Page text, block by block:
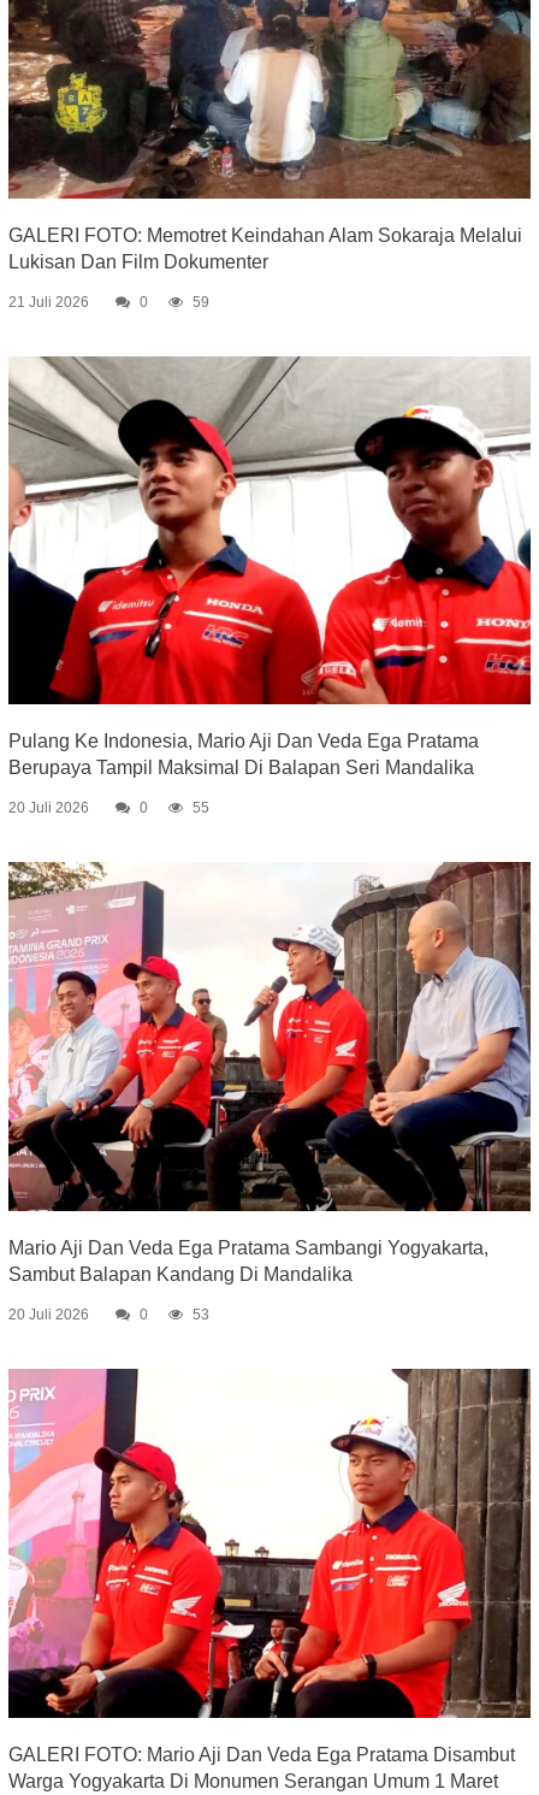
GALERI FOTO: Memotret Keindahan Alam Sokaraja Melalui
Lukisan Dan Film Dokumenter
21 Juli 2026 0 59
Pulang Ke Indonesia, Mario Aji Dan Veda Ega Pratama
Berupaya Tampil Maksimal Di Balapan Seri Mandalika
20 Juli 2026 0 55
Mario Aji Dan Veda Ega Pratama Sambangi Yogyakarta,
Sambut Balapan Kandang Di Mandalika
20 Juli 2026 0 53
GALERI FOTO: Mario Aji Dan Veda Ega Pratama Disambut
Warga Yogyakarta Di Monumen Serangan Umum 1 Maret